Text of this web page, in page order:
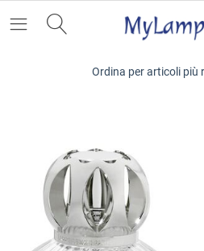
Ordina per articoli più